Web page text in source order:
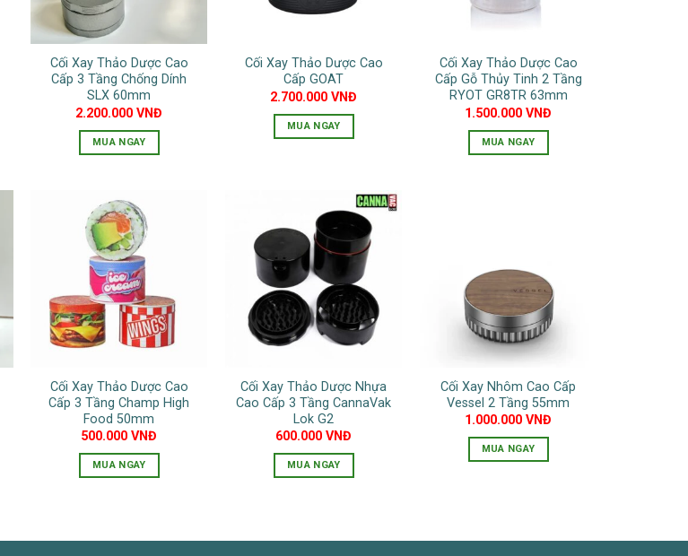
Cối Xay Thảo Dược Cao
Cấp 3 Tầng Chống Dính
SLX 60mm
2.200.000VNĐ
MUA NGAY
Cối Xay Thảo Dược Cao
Cấp GOAT
2.700.000VNĐ
MUA NGAY
Cối Xay Thảo Dược Cao
Cấp Gỗ Thủy Tinh 2 Tầng
RYOT GR8TR 63mm
1.500.000VNĐ
MUA NGAY
Cối Xay Thảo Dược Cao
Cấp 3 Tầng Champ High
Food 50mm
500.000VNĐ
MUA NGAY
Cối Xay Thảo Dược Nhựa
Cao Cấp 3 Tầng CannaVak
Lok G2
600.000VNĐ
MUA NGAY
Cối Xay Nhôm Cao Cấp
Vessel 2 Tầng 55mm
1.000.000VNĐ
MUA NGAY